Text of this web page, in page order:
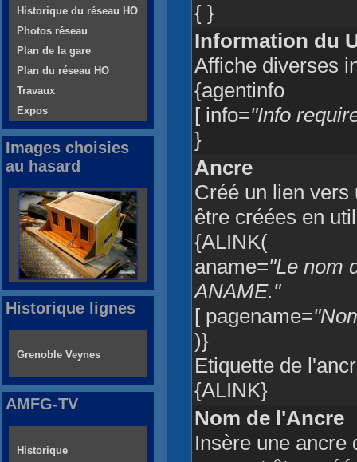
{ }
Information du
Affiche diverses
{agentinfo
[ info="Info
}
Ancre
Créé un lien vers
être créées en
{ALINK(
aname="Le nom
ANAME."
[ pagename=
)}
Etiquette de
{ALINK}
Nom de l'Ancre
Insère une ancre
Historique du réseau HO
Photos réseau
Plan de la gare
Plan du réseau HO
Travaux
Expos
Images choisies
au hasard
Historique lignes
Grenoble Veynes
AMFG-TV
Historique